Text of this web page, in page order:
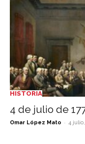
HISTORIA
4 de julio de
Omar López Mato - 4